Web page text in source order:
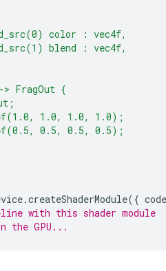
color : vec4f,
blend : vec4f,
> FragOut {
1.0, 1.0, 1.0);
0.5, 0.5, 0.5);
.createShaderModule({ code
with this shader module
the GPU...